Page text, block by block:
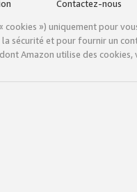
Contactez-nous
») uniquement pour
et pour fournir un
Amazon utilise des cookies,